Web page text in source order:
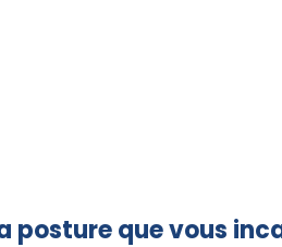
posture que vous